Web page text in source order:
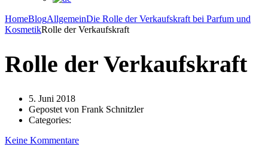
HomeBlogAllgemeinDie Rolle der Verkaufskraft bei Parfum und
KosmetikRolle der Verkaufskraft
Rolle der Verkaufskraft
5. Juni 2018
Gepostet von Frank Schnitzler
Categories:
Keine Kommentare